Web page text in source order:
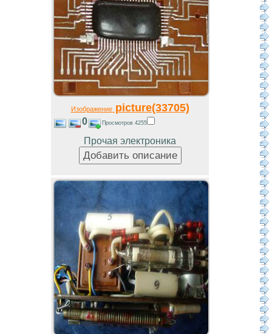
Изображениеpicture(33705)
0 Просмотров 4255
Прочая электроника